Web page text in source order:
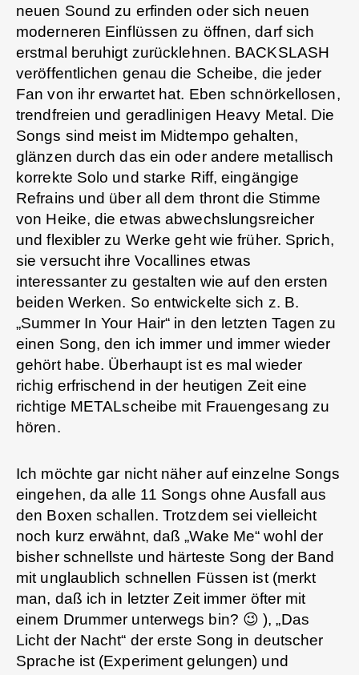
neuen Sound zu erfinden oder sich neuen
moderneren Einflüssen zu öffnen, darf sich
erstmal beruhigt zurücklehnen. BACKSLASH
veröffentlichen genau die Scheibe, die jeder
Fan von ihr erwartet hat. Eben schnörkellosen,
trendfreien und geradlinigen Heavy Metal. Die
Songs sind meist im Midtempo gehalten,
glänzen durch das ein oder andere metallisch
korrekte Solo und starke Riff, eingängige
Refrains und über all dem thront die Stimme
von Heike, die etwas abwechslungsreicher
und flexibler zu Werke geht wie früher. Sprich,
sie versucht ihre Vocallines etwas
interessanter zu gestalten wie auf den ersten
beiden Werken. So entwickelte sich z. B.
„Summer In Your Hair“ in den letzten Tagen zu
einen Song, den ich immer und immer wieder
gehört habe. Überhaupt ist es mal wieder
richig erfrischend in der heutigen Zeit eine
richtige METALscheibe mit Frauengesang zu
hören.
Ich möchte gar nicht näher auf einzelne Songs
eingehen, da alle 11 Songs ohne Ausfall aus
den Boxen schallen. Trotzdem sei vielleicht
noch kurz erwähnt, daß „Wake Me“ wohl der
bisher schnellste und härteste Song der Band
mit unglaublich schnellen Füssen ist (merkt
man, daß ich in letzter Zeit immer öfter mit
einem Drummer unterwegs bin? 😉 ), „Das
Licht der Nacht“ der erste Song in deutscher
Sprache ist (Experiment gelungen) und